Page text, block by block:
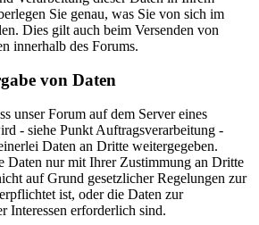
Sie genau, was Sie von sich im
Dies gilt auch beim Versenden von
innerhalb des Forums.
von Daten
unser Forum auf dem Server eines
- siehe Punkt Auftragsverarbeitung -
Daten an Dritte weitergegeben.
Daten nur mit Ihrer Zustimmung an Dritte
auf Grund gesetzlicher Regelungen zur
ist, oder die Daten zur
Interessen erforderlich sind.